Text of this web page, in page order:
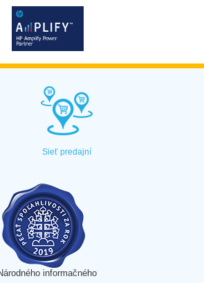
Sieť predajní
informačného